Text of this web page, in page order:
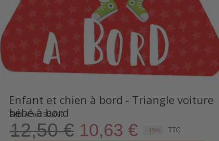
Enfant et chien à bord - Triangle voiture
bébé à bord
SKU A bord Star030
12,50 € 10,63 € - 15% TTC